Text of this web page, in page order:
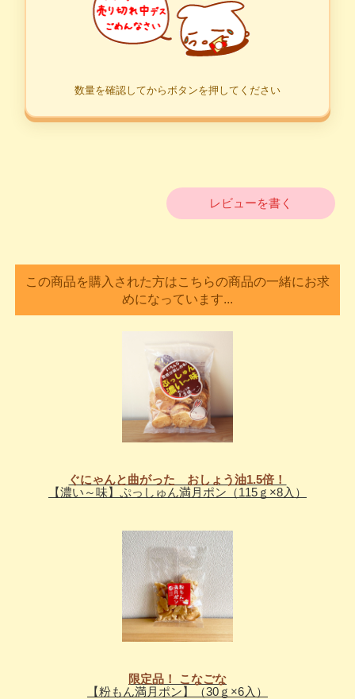
レビューを書く
この商品を購入された方はこちらの商品の一緒にお求
めになっています...
ぐにゃんと曲がった おしょう油1.5倍！
【濃い～味】ぷっしゅん満月ポン（115ｇ×8入）
限定品！ こなごな
【粉もん満月ポン】（30ｇ×6入）